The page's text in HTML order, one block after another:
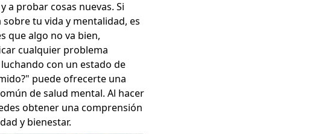
a probar cosas nuevas. Si
tu vida y mentalidad, es
que algo no va bien,
cualquier problema
con un estado de
" puede ofrecerte una
de salud mental. Al hacer
obtener una comprensión
y bienestar.